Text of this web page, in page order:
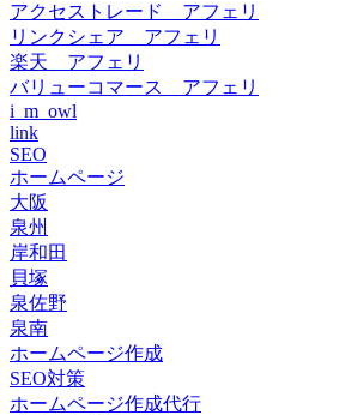
アクセストレード アフェリ
リンクシェア アフェリ
楽天 アフェリ
バリューコマース アフェリ
i_m_owl
link
SEO
ホームページ
大阪
泉州
岸和田
貝塚
泉佐野
泉南
ホームページ作成
SEO対策
ホームページ作成代行